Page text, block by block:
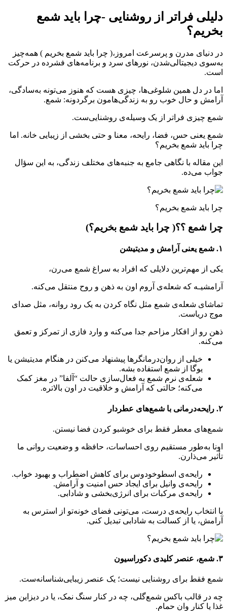
دلیلی فراتر از روشنایی -چرا باید شمع
بخریم؟
در دنیای مدرن و پرسرعت امروز،( چرا باید شمع بخریم ) همه‌چیز
به‌سوی دیجیتالی‌شدن، نورهای سرد و برنامه‌های فشرده در حرکت
است.
اما در دل همین شلوغی‌ها، چیزی هست که هنوز می‌تونه به‌سادگی،
آرامش و حال خوب رو به زندگی‌هامون برگردونه: شمع.
شمع چیزی فراتر از یک وسیله‌ی روشنایی‌ست.
شمع یعنی حس، فضا، رایحه، معنا و حتی بخشی از زیبایی خانه. اما
چرا باید شمع بخریم؟
این مقاله با نگاهی جامع به جنبه‌های مختلف زندگی‌، به این سؤال
جواب می‌ده.
چرا باید شمع بخریم؟
چرا شمع ؟؟( چرا باید شمع بخریم؟)
۱. شمع یعنی آرامش و مدیتیشن
یکی از مهم‌ترین دلایلی که افراد به سراغ شمع می‌رن،
آرامشیـه که شعله‌ی آروم اون به ذهن و روح منتقل می‌کنه.
تماشای شعله‌ی شمع مثل نگاه کردن به یک رود روانه، مثل صدای
موج دریاست.
ذهن رو از افکار مزاحم جدا می‌کنه و وارد فازی از تمرکز و تعمق
می‌کنه.
خیلی از روان‌درمانگرها پیشنهاد می‌کنن در هنگام مدیتیشن یا
یوگا از شمع استفاده بشه.
شعله‌ی نرم شمع به فعال‌سازی حالت “آلفا” در مغز کمک
می‌کنه؛ حالتی که آرامش و خلاقیت در اون بالاتره.
۲. رایحه‌درمانی با شمع‌های عطردار
شمع‌های معطر فقط برای خوشبو کردن فضا نیستن.
اونا به‌طور مستقیم روی احساسات، حافظه و وضعیت روانی ما
تأثیر می‌ذارن.
رایحه‌ی اسطوخودوس برای کاهش اضطراب و بهبود خواب.
رایحه‌ی وانیل برای ایجاد حس امنیت و آرامش.
رایحه‌ی مرکبات برای انرژی‌بخشی و شادابی.
با انتخاب رایحه‌ی درست، می‌تونی فضای خونه‌تو از استرس به
آرامش، یا از کسالت به شادابی تبدیل کنی.
۳. شمع، عنصر کلیدی دکوراسیون
شمع فقط برای روشنایی نیست؛ یک عنصر زیبایی‌شناسانه‌ست.
چه در قالب باکس شمع‌گلی، چه در کنار سنگ نمک، یا در دیزاین میز
غذا یا کنار وان حمام.